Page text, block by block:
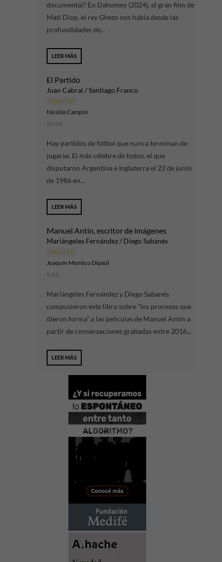
documental? En Dahomey (2024), el gran film de
Mati Diop, el rey Ghezo nos habla desde las
profundidades de...
LEER MÁS
El Partido
Juan Cabral / Santiago Franco
CINE Y TV
Nicolás Campisi
23 JUL
Hay partidos de fútbol que nunca terminan de
jugarse. El más célebre de todos, el que
disputaron Argentina e Inglaterra el 22 de junio
de 1986 en...
LEER MÁS
Manuel Antín, escritor de imágenes
Mariángeles Fernández / Diego Sabanés
CINE Y TV
Joaquín Montico Dipaúl
9 JUL
Mariángeles Fernández y Diego Sabanés
compusieron este libro sobre “los procesos que
dieron forma” a las películas de Manuel Antín a
partir de conversaciones grabadas entre 2016...
LEER MÁS